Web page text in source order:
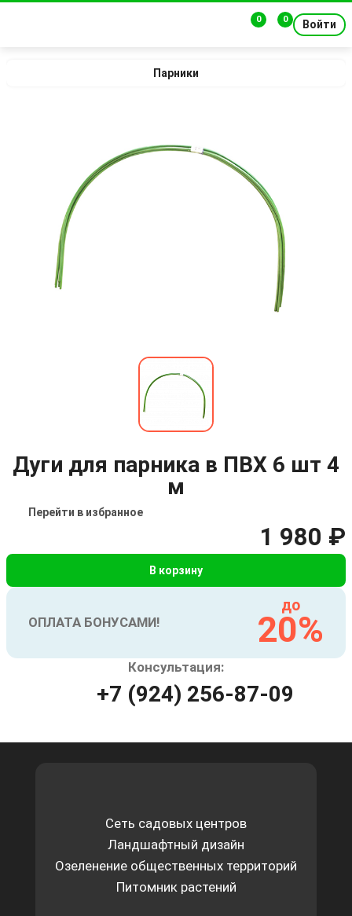
0 0 Войти
Парники
Дуги для парника в ПВХ 6 шт 4
м
Перейти в избранное
1 980 ₽
В корзину
ОПЛАТА БОНУСАМИ!
до
20%
Консультация:
+7 (924) 256-87-09
Сеть садовых центров
Ландшафтный дизайн
Озеленение общественных территорий
Питомник растений